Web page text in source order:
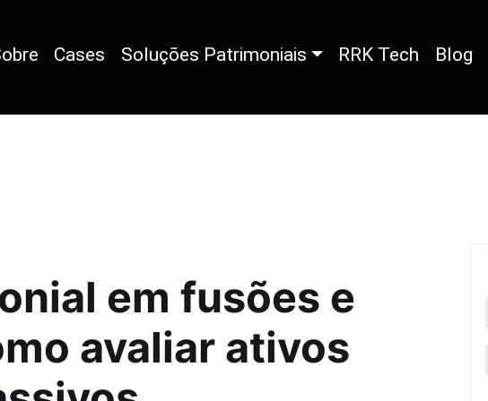
Cases Soluções Patrimoniais RRK Tech Blog
em fusões e
avaliar ativos